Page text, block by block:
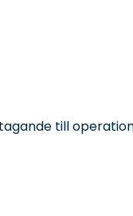
till